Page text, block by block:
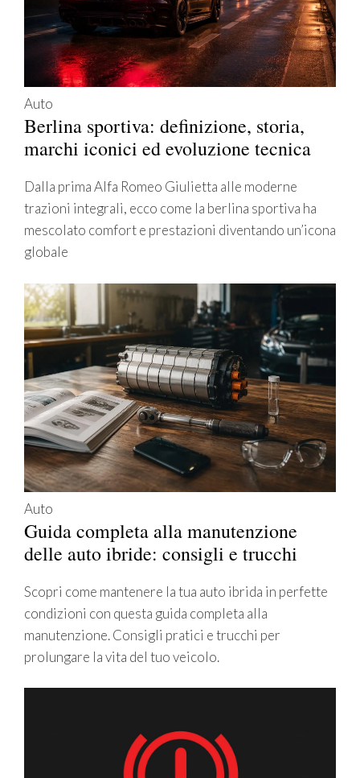
Auto
Berlina sportiva: definizione, storia,
marchi iconici ed evoluzione tecnica
Dalla prima Alfa Romeo Giulietta alle moderne
trazioni integrali, ecco come la berlina sportiva ha
mescolato comfort e prestazioni diventando un’icona
globale
Auto
Guida completa alla manutenzione
delle auto ibride: consigli e trucchi
Scopri come mantenere la tua auto ibrida in perfette
condizioni con questa guida completa alla
manutenzione. Consigli pratici e trucchi per
prolungare la vita del tuo veicolo.